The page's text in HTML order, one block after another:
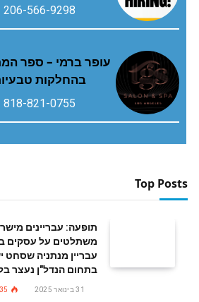
206-566-9298
עופר ברמי – ספר
בהחלקות
818-821-0755
Top Posts
תופעה: עבריינים
משתלטים על עסקים
עבריין מנתניה שסחט
בתחום הנדל"ן נעצר
31 בינואר 2025